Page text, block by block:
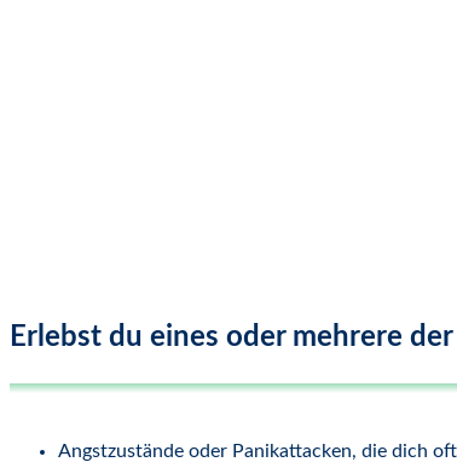
Erlebst du eines oder mehrere
Angstzustände oder Panikattacken, die dich